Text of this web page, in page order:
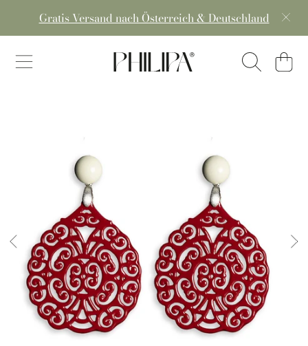
DIREKT ZUM INHALT
Gratis Versand nach Österreich & Deutschland
PHILIPA® - handmade in